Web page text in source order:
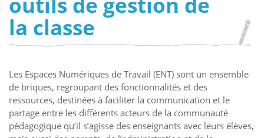
la classe
Les Espaces Numériques de Travail (ENT) sont un ensemble
de briques, regroupant des fonctionnalités et des
ressources, destinées à faciliter la communication et le
partage entre les différents acteurs de la communauté
pédagogique qu’il s’agisse des enseignants avec leurs élèves,